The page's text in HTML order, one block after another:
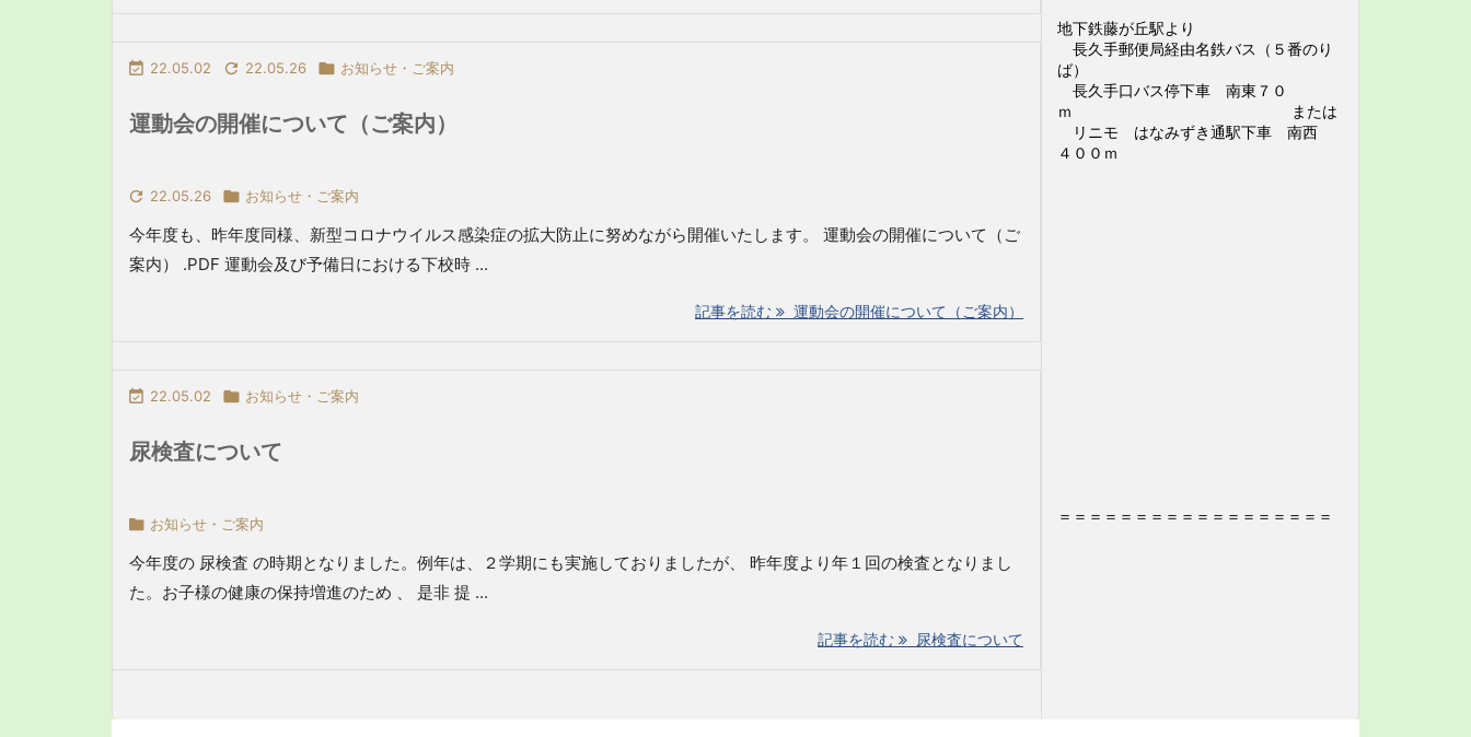
 22.05.02  22.05.26  お知らせ・ご案内
運動会の開催について（ご案内）
 22.05.26  お知らせ・ご案内
今年度も、昨年度同様、新型コロナウイルス感染症の拡大防止に努めながら開催いたします。 運動会の開催について（ご
案内） .PDF 運動会及び予備日における下校時 ...
記事を読む 運動会の開催について（ご案内）
 22.05.02  お知らせ・ご案内
尿検査について
 お知らせ・ご案内
今年度の 尿検査 の時期となりました。例年は、２学期にも実施しておりましたが、 昨年度より年１回の検査となりまし
た。お子様の健康の保持増進のため 、 是非 提 ...
記事を読む 尿検査について
地下鉄藤が丘駅より
長久手郵便局経由名鉄バス（５番のり
ば）
長久手口バス停下車 南東７０
ｍ または
リニモ はなみずき通駅下車 南西
４００ｍ
＝＝＝＝＝＝＝＝＝＝＝＝＝＝＝＝＝＝